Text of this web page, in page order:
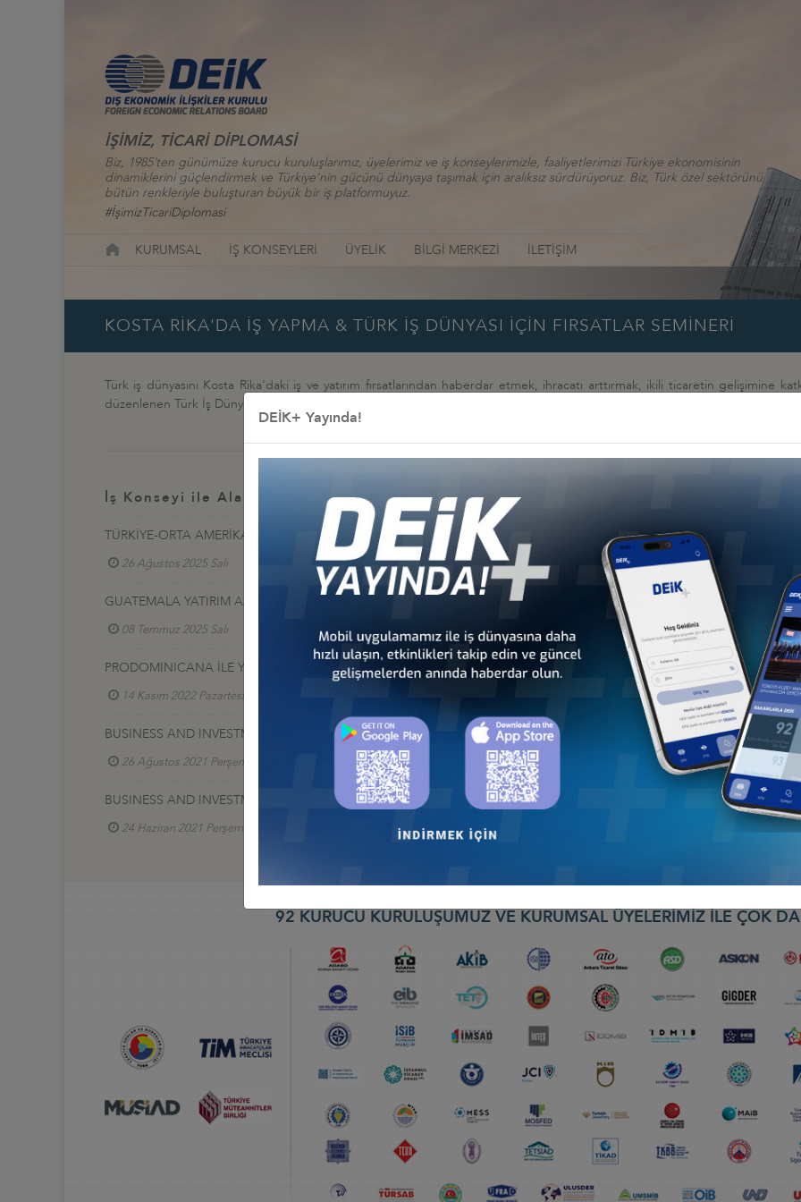
İŞİMİZ, TİCARİ DİPLOMASİ
Biz, 1985’ten günümüze kurucu kuruluşlarımız, üyelerimiz ve iş konseylerimizle, faaliyetlerimizi Türkiye ekonomisinin
dinamiklerini güçlendirmek ve Türkiye’nin gücünü dünyaya taşımak için aralıksız sürdürüyoruz. Biz, Türk özel sektörünü
bütün renkleriyle buluşturan büyük bir iş platformuyuz.
#İşimizTicariDiplomasi
KURUMSAL İŞ KONSEYLERİ ÜYELİK BİLGİ MERKEZİ İLETİŞİM
KOSTA RİKA'DA İŞ YAPMA & TÜRK İŞ DÜNYASI İÇİN FIRSATLAR SEMİNERİ
Türk iş dünyasını Kosta Rika'daki iş ve yatırım fırsatlarından haberdar etmek, ihracatı arttırmak, ikili ticaretin gelişimine
düzenlenen Türk İş Dünyası İçin Fırsatlar Semineri, 29 Mayıs 2019'da İstanbul'da düzenlendi.
İş Konseyi ile Alakalı Diğer Etkinlikler
TÜRKİYE-ORTA AMERİKA VE KARAYİPLER İŞ KONSEYİ’NİN PANAMA VE KÜBA ZİYARETİ
26 Ağustos 2025 Salı Türkiye - Orta Amerika ve Karayipler İş Konseyi
GUATEMALA YATIRIM AJANSI İLE SEKTÖREL İŞ BİRLİĞİ TOPLANTISI
08 Temmuz 2025 Salı Türkiye - Orta Amerika ve Karayipler İş Konseyi
PRODOMINICANA İLE YUVARLAK MASA TOPLANTISI, DEİK MERKEZİ
14 Kasım 2022 Pazartesi
BUSINESS AND INVESTMENT OPPORTUNITIES IN COSTA RICA AND TURKEY
26 Ağustos 2021 Perşembe Türkiye - Orta Amerika ve Karayipler İş Konseyi
BUSINESS AND INVESTMENT OPPORTUNITIES IN EL SALVADOR
24 Haziran 2021 Perşembe Türkiye - Orta Amerika ve Karayipler İş Konseyi
92 KURUCU KURULUŞUMUZ VE KURUMSAL ÜYELERİMİZ İLE ÇOK
DEİK+ Yayında!